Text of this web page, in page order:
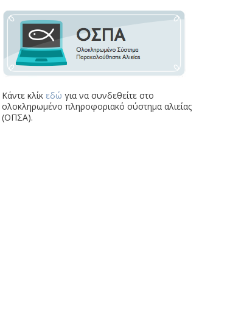
Κάντε κλίκ εδώ για να συνδεθείτε στο
ολοκληρωμένο πληροφοριακό σύστημα αλιείας
(ΟΠΣΑ).